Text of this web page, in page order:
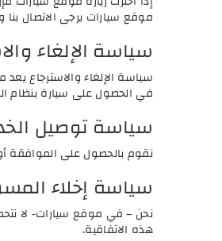
موقع سيارات يرجى الاتصال
سياسة الإلغاء
سياسة الإلغاء والاسترجاع
في الحصول على سيارة بنظام
سياسة توصيل
نقوم بالحصول على الموافقة
سياسة إخلاء
نحن – في موقع سيارات- لا
هذه الاتفاقية.